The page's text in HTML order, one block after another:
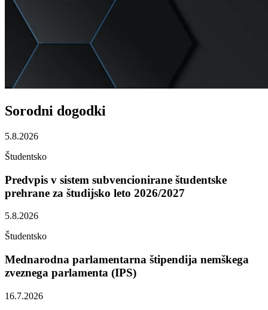
Sorodni dogodki
5.8.2026
Študentsko
Predvpis v sistem subvencionirane študentske
prehrane za študijsko leto 2026/2027
5.8.2026
Študentsko
Mednarodna parlamentarna štipendija nemškega
zveznega parlamenta (IPS)
16.7.2026